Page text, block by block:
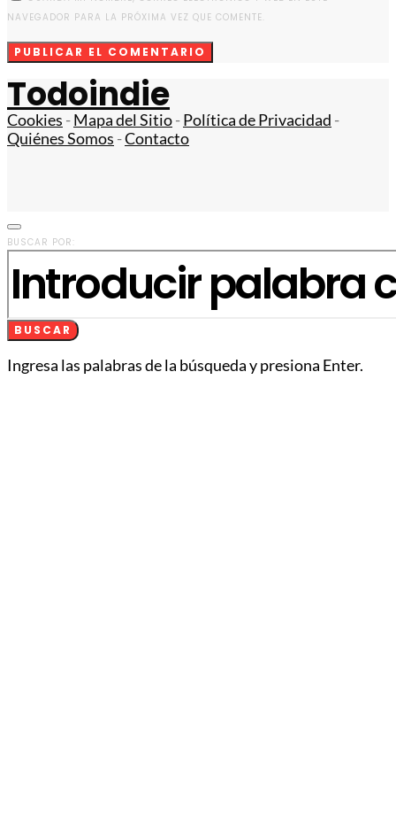
NAVEGADOR PARA LA PRÓXIMA VEZ QUE COMENTE.
Todoindie
Cookies -Mapa del Sitio-Política de Privacidad -
Quiénes Somos -Contacto
BUSCAR POR:
BUSCAR
Ingresa las palabras de la búsqueda y presiona Enter.